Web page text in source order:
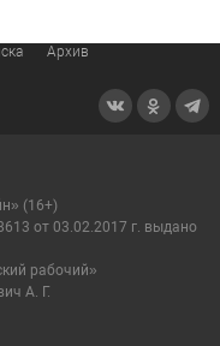
Архив
(16+)
от 03.02.2017 г. выдано
рабочий»
А. Г.